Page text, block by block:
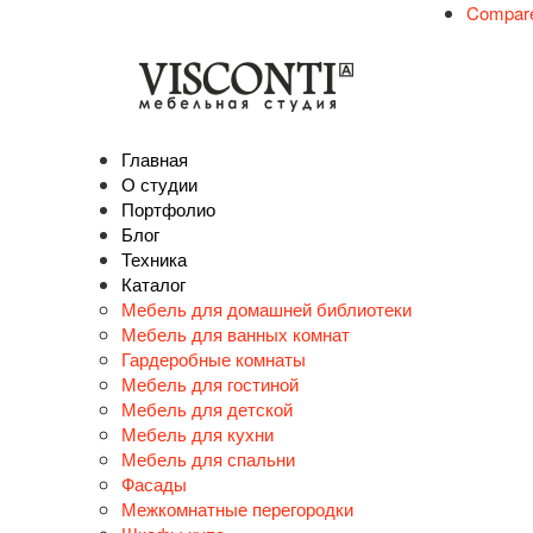
Главная
О студии
Портфолио
Блог
Техника
Каталог
Мебель для домашней библиотеки
Мебель для ванных комнат
Гардеробные комнаты
Мебель для гостиной
Мебель для детской
Мебель для кухни
Мебель для спальни
Фасады
Межкомнатные перегородки